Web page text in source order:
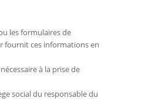
les formulaires de
fournit ces informations en
à la prise de
social du responsable du